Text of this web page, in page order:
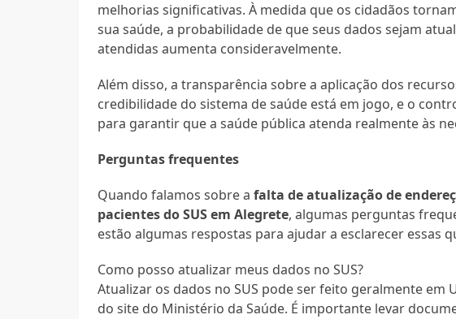
melhorias significativas. À medida que os cidadãos
sua saúde, a probabilidade de que seus dados sejam
atendidas aumenta consideravelmente.
Além disso, a transparência sobre a aplicação dos
credibilidade do sistema de saúde está em jogo, e o
para garantir que a saúde pública atenda realmente às
Perguntas frequentes
Quando falamos sobre afalta de atualização de
pacientes do SUS em Alegrete, algumas perguntas
estão algumas respostas para ajudar a esclarecer essas
Como posso atualizar meus dados no SUS?
Atualizar os dados no SUS pode ser feito geralmente em
do site do Ministério da Saúde. É importante levar